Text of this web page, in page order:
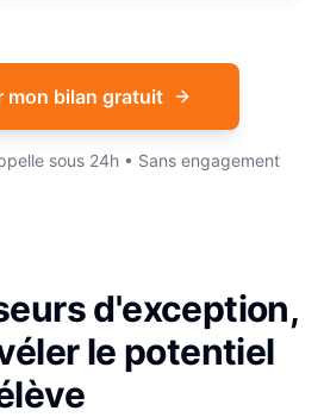
mon bilan gratuit
sous 24h • Sans engagement
d'exception,
le potentiel